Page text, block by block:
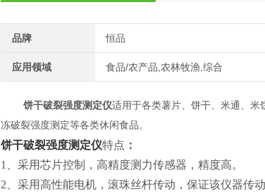
品牌 恒品
应用领域 食品/农产品,农林牧渔,综合
饼干破裂强度测定仪适用于各类薯片、饼干、米通、米
冻破裂强度测定等各类休闲食品。
饼干破裂强度测定仪特点 ：
1、采用芯片控制，高精度测力传感器，精度高。
2、采用高性能电机，滚珠丝杆传动，保证该仪器传动